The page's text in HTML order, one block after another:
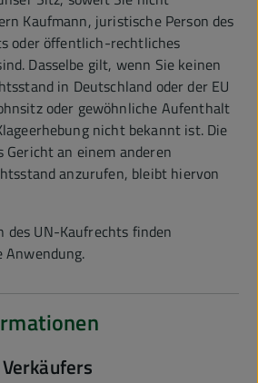
Kaufmann, juristische Person des
oder öffentlich-rechtliches
Dasselbe gilt, wenn Sie keinen
in Deutschland oder der EU
oder gewöhnliche Aufenthalt
nicht bekannt ist. Die
Gericht an einem anderen
anzurufen, bleibt hiervon
des UN-Kaufrechts finden
Anwendung.